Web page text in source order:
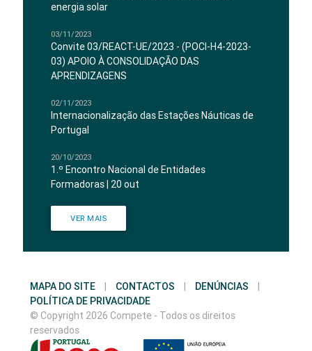
energia solar
03/11/2023
Convite 03/REACT-UE/2023 - (POCI-H4-2023-
03) APOIO À CONSOLIDAÇÃO DAS
APRENDIZAGENS
02/11/2023
Internacionalização das Estações Náuticas de
Portugal
20/10/2023
1.º Encontro Nacional de Entidades
Formadoras | 20 out
VER MAIS
MAPA DO SITE | CONTACTOS | DENÚNCIAS
|
POLÍTICA DE PRIVACIDADE
© Copyright 2026 Compete - Todos os direitos
reservados